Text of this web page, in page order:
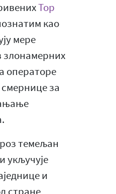
Тор
као
мере
злонамерних
операторе
за
темељан
укључује
и
стране